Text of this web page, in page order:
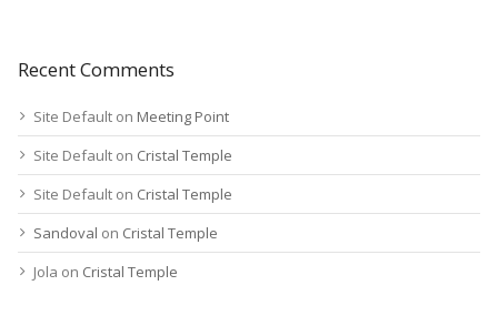
Recent Comments
Site Default on Meeting Point
Site Default on Cristal Temple
Site Default on Cristal Temple
Sandoval on Cristal Temple
Jola on Cristal Temple